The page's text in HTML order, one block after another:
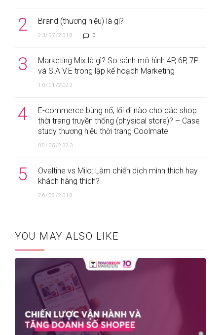
2 Brand (thương hiệu) là gì?
23/07/2018 0
3
Marketing Mix là gì? So sánh mô hình 4P, 6P, 7P
và S.A.V.E trong lập kế hoạch Marketing
10/01/2022
4
E-commerce bùng nổ, lối đi nào cho các shop
thời trang truyền thống (physical store)? – Case
study thương hiệu thời trang Coolmate
08/05/2023
5
Ovaltine vs Milo: Làm chiến dịch mình thích hay
khách hàng thích?
26/09/2018
YOU MAY ALSO LIKE